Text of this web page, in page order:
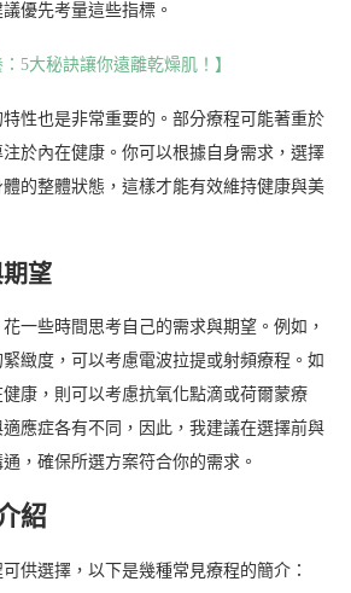
優先考量這些指標。
5大秘訣讓你遠離乾燥肌！】
性也是非常重要的。部分療程可能著重於
於內在健康。你可以根據自身需求，選擇
的整體狀態，這樣才能有效維持健康與美
望
一些時間思考自己的需求與期望。例如，
緻度，可以考慮電波拉提或射頻療程。如
康，則可以考慮抗氧化點滴或荷爾蒙療
應症各有不同，因此，我建議在選擇前與
，確保所選方案符合你的需求。
紹
供選擇，以下是幾種常見療程的簡介：